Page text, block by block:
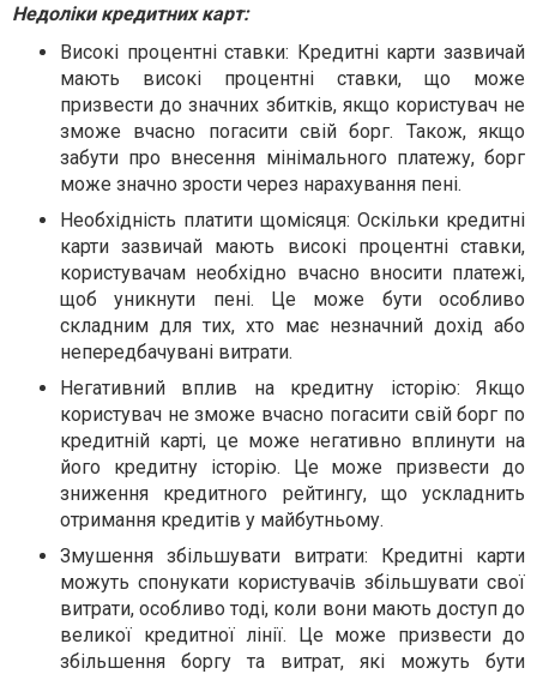
Недоліки кредитних карт:
Високі процентні ставки: Кредитні карти зазвичай
мають високі процентні ставки, що може
призвести до значних збитків, якщо користувач не
зможе вчасно погасити свій борг. Також, якщо
забути про внесення мінімального платежу, борг
може значно зрости через нарахування пені.
Необхідність платити щомісяця: Оскільки кредитні
карти зазвичай мають високі процентні ставки,
користувачам необхідно вчасно вносити платежі,
щоб уникнути пені. Це може бути особливо
складним для тих, хто має незначний дохід або
непередбачувані витрати.
Негативний вплив на кредитну історію: Якщо
користувач не зможе вчасно погасити свій борг по
кредитній карті, це може негативно вплинути на
його кредитну історію. Це може призвести до
зниження кредитного рейтингу, що ускладнить
отримання кредитів у майбутньому.
Змушення збільшувати витрати: Кредитні карти
можуть спонукати користувачів збільшувати свої
витрати, особливо тоді, коли вони мають доступ до
великої кредитної лінії. Це може призвести до
збільшення боргу та витрат, які можуть бути